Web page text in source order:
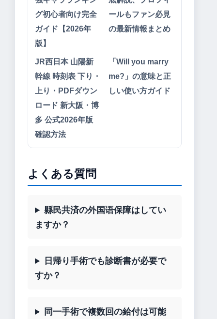
グ初心者向け完全
ガイド【2026年
版】
ールもファン必見
の最新情報まとめ
JR西日本 山陽新
幹線 時刻表 下り・
上り・PDFダウン
ロード 新大阪・博
多 公式2026年版
確認方法
「Will you marry
me?」の意味と正
しい使い方ガイド
よくある質問
縣民共済の外国语保障はしてい
ますか？
日帰り手術でも診断書が必要で
すか？
同一手術で複数回の給付は可能